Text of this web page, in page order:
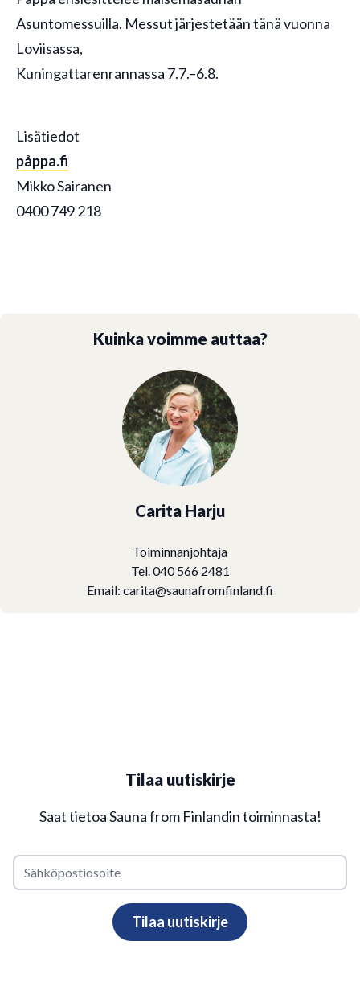
Asuntomessuilla. Messut järjestetään tänä vuonna
Loviisassa,
Kuningattarenrannassa 7.7.–6.8.
Lisätiedot
påppa.fi
Mikko Sairanen
0400 749 218
Kuinka voimme auttaa?
Carita Harju
Toiminnanjohtaja
Tel. 040 566 2481
Email: carita@saunafromfinland.fi
Tilaa uutiskirje
Saat tietoa Sauna from Finlandin toiminnasta!